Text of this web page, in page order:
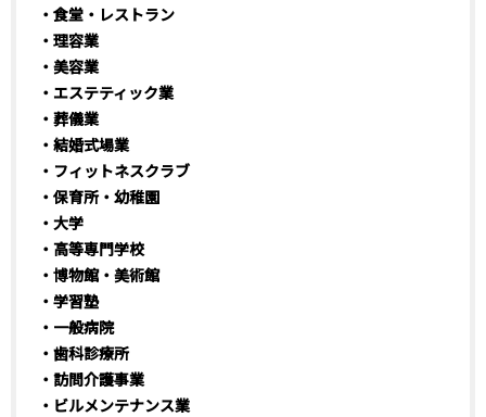
・食堂・レストラン
・理容業
・美容業
・エステティック業
・葬儀業
・結婚式場業
・フィットネスクラブ
・保育所・幼稚園
・大学
・高等専門学校
・博物館・美術館
・学習塾
・一般病院
・歯科診療所
・訪問介護事業
・ビルメンテナンス業